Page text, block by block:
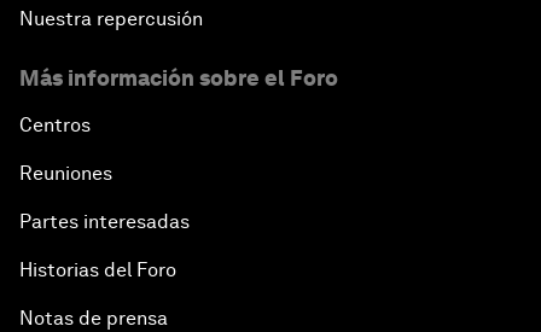
Nuestra repercusión
Más información sobre el Foro
Centros
Reuniones
Partes interesadas
Historias del Foro
Notas de prensa